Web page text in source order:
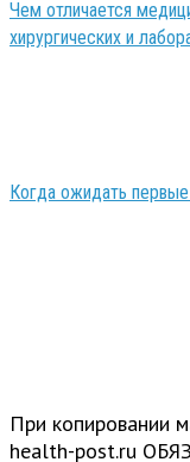
Чем отличается
хирургических и
Когда ожидать
При копировании
health-post.ru